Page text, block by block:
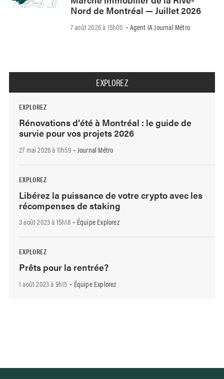
Nord de Montréal — Juillet 2026
7 août 2026 à 15h00 - Agent IA Journal Métro
EXPLOREZ
EXPLOREZ
Rénovations d’été à Montréal : le guide de
survie pour vos projets 2026
27 mai 2026 à 11h59- Journal Métro
EXPLOREZ
Libérez la puissance de votre crypto avec les
récompenses de staking
3 août 2023 à 15h18- Équipe Explorez
EXPLOREZ
Prêts pour la rentrée?
1 août 2023 à 9h15 - Équipe Explorez